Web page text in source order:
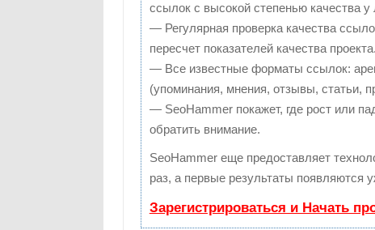
ссылок с высокой степенью качества
— Регулярная проверка качества
пересчет показателей качества проекта.
— Все известные форматы ссылок:
(упоминания, мнения, отзывы, статьи,
— SeoHammer покажет, где рост или
обратить внимание.
SeoHammer еще предоставляет
раз, а первые результаты появляются
Зарегистрироваться и Начать